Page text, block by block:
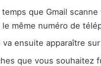
que Gmail
même numéro de
ensuite apparaître
que vous souhaitez